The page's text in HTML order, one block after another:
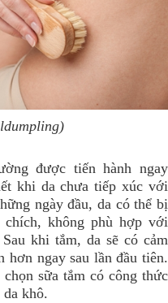
được tiến hành ngay
khi da chưa tiếp xúc với
ngày đầu, da có thể bị
chích, không phù hợp với
khi tắm, da sẽ có cảm
hơn ngay sau lần đầu tiên.
sữa tắm có công thức
da khô.